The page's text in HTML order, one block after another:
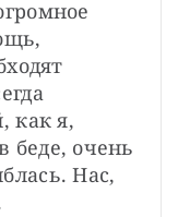
как я,
беде, очень
Нас,